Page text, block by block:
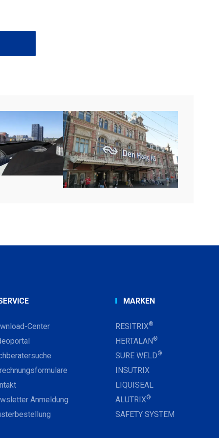
Center
Anmeldung
MARKEN
RESITRIX®
HERTALAN®
SURE WELD®
INSUTRIX
LIQUISEAL
ALUTRIX®
SAFETY SYSTEM